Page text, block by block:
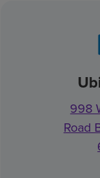
998
Road